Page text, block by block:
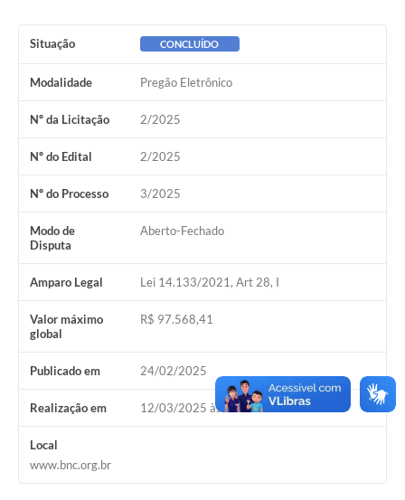
Situação CONCLUÍDO
Modalidade Pregão Eletrônico
Nº da Licitação 2/2025
Nº do Edital 2/2025
Nº do Processo 3/2025
Modo de
Disputa
Aberto-Fechado
Amparo Legal Lei 14.133/2021, Art 28, I
Valor máximo
global
R$ 97.568,41
Publicado em 24/02/2025
Realização em 12/03/2025 às 08h30
Local
www.bnc.org.br